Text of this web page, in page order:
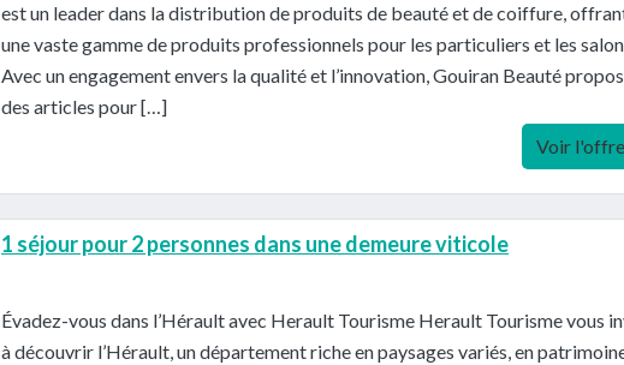
est un leader dans la distribution de produits de beauté et de coiffure,
une vaste gamme de produits professionnels pour les particuliers et les
Avec un engagement envers la qualité et l’innovation, Gouiran Beauté
des articles pour […]
Voir
1 séjour pour 2 personnes dans une demeure viticole
Évadez-vous dans l’Hérault avec Herault Tourisme Herault Tourisme vous
à découvrir l’Hérault, un département riche en paysages variés, en